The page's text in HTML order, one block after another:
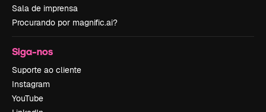
Sala de imprensa
Procurando por magnific.ai?
Siga-nos
Suporte ao cliente
Instagram
YouTube